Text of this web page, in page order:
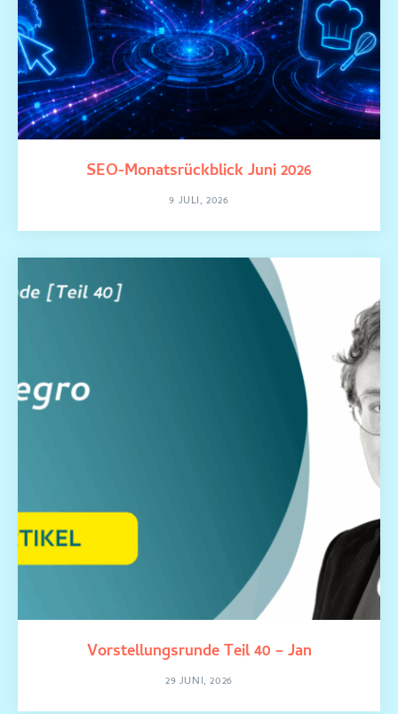
SEO-Monatsrückblick Juni 2026
9 JULI, 2026
Vorstellungsrunde Teil 40 – Jan
29 JUNI, 2026